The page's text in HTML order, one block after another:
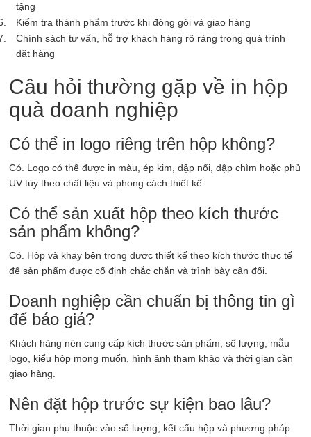
tặng
Kiểm tra thành phẩm trước khi đóng gói và giao hàng
Chính sách tư vấn, hỗ trợ khách hàng rõ ràng trong quá trình
đặt hàng
Câu hỏi thường gặp về in hộp
quà doanh nghiệp
Có thể in logo riêng trên hộp không?
Có. Logo có thể được in màu, ép kim, dập nổi, dập chìm hoặc phủ
UV tùy theo chất liệu và phong cách thiết kế.
Có thể sản xuất hộp theo kích thước
sản phẩm không?
Có. Hộp và khay bên trong được thiết kế theo kích thước thực tế
để sản phẩm được cố định chắc chắn và trình bày cân đối.
Doanh nghiệp cần chuẩn bị thông tin gì
để báo giá?
Khách hàng nên cung cấp kích thước sản phẩm, số lượng, mẫu
logo, kiểu hộp mong muốn, hình ảnh tham khảo và thời gian cần
giao hàng.
Nên đặt hộp trước sự kiện bao lâu?
Thời gian phụ thuộc vào số lượng, kết cấu hộp và phương pháp